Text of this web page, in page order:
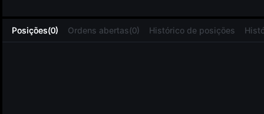
Posições(0) Ordens abertas(0) Histórico de posições